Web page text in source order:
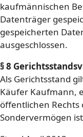
kaufmännischen
Datenträger
gespeicherten
ausgeschlossen.
§ 8
Als Gerichtsstand
Käufer Kaufmann,
öffentlichen
Sondervermögen